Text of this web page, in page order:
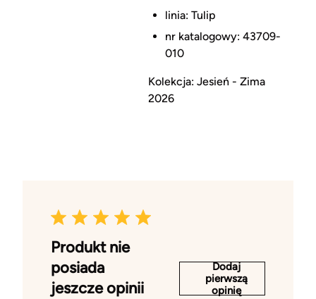
linia: Tulip
nr katalogowy: 43709-
010
Kolekcja: Jesień - Zima
2026
Produkt nie
posiada
jeszcze opinii
Dodaj
pierwszą
opinię